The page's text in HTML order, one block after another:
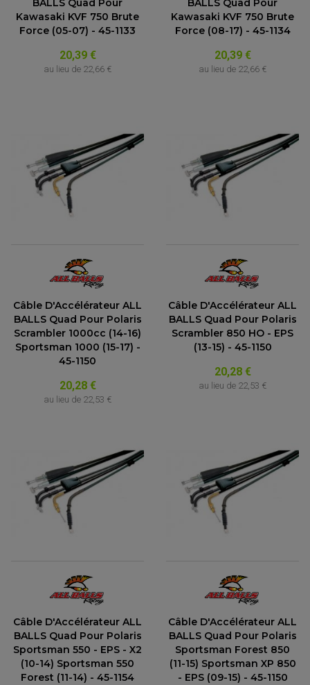
BALLS Quad Pour
Kawasaki KVF 750 Brute
Force (05-07) - 45-1133
20,39 €
au lieu de 22,66 €
BALLS Quad Pour
Kawasaki KVF 750 Brute
Force (08-17) - 45-1134
20,39 €
au lieu de 22,66 €
Câble D'Accélérateur ALL
BALLS Quad Pour Polaris
Scrambler 1000cc (14-16)
Sportsman 1000 (15-17) -
45-1150
20,28 €
au lieu de 22,53 €
Câble D'Accélérateur ALL
BALLS Quad Pour Polaris
Scrambler 850 HO - EPS
(13-15) - 45-1150
20,28 €
au lieu de 22,53 €
Câble D'Accélérateur ALL
BALLS Quad Pour Polaris
Sportsman 550 - EPS - X2
(10-14) Sportsman 550
Forest (11-14) - 45-1154
Câble D'Accélérateur ALL
BALLS Quad Pour Polaris
Sportsman Forest 850
(11-15) Sportsman XP 850
- EPS (09-15) - 45-1150